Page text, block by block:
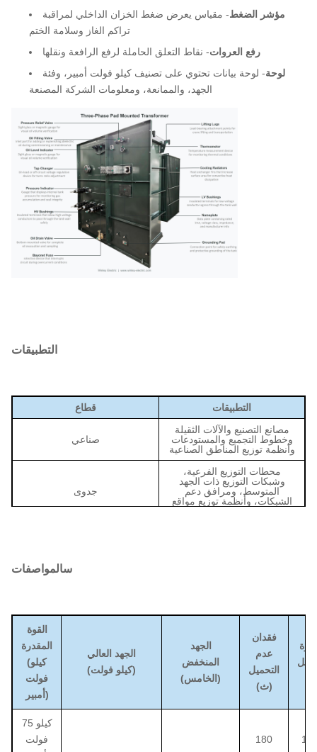
مؤشر الضغط- مقياس يعرض ضغط الخزان الداخلي لمراقبة
تراكم الغاز وسلامة الختم
رفع العروات- نقاط التعلق الحاملة لرفع الرافعة ونقلها
لوحة- لوحة بيانات تحتوي على تصنيف كيلو فولت أمبير، وفئة
الجهد، والممانعة، ومعلومات الشركة المصنعة
التطبيقات
قطاع التطبيقات
صناعي
مصانع التصنيع والآلات الثقيلة
وخطوط التجميع والمستودعات
وأنظمة توزيع المناطق الصناعية
جدوى
محطات التوزيع الفرعية،
وشبكات التوزيع ذات الجهد
المتوسط، ومرافق دعم
الشبكات، وأنظمة توزيع مواقع
ومرافق الخدمات العامة
سالمواصفات
القوة
المقدرة
(كيلو
فولت
أمبير)
الجهد العالي
(كيلو فولت)
الجهد
المنخفض
(الخامس)
فقدان
عدم
التحميل
(ث)
75 كيلو
فولت
180